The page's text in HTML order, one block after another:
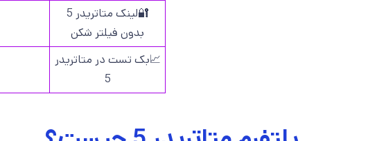
🔐لینک متاتریدر 5
بدون فیلتر شکن
📈بک تست در متاتریدر
5